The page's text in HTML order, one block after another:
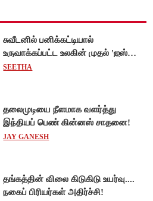
சுவீடனில் பனிக்கட்டியால்
உருவாக்கப்பட்ட உலகின் முதல் 'ஐஸ்
ஓட்டல்'!
SEETHA
தலைமுடியை நீளமாக வளர்த்து
இந்தியப் பெண் கின்னஸ் சாதனை!
JAY GANESH
தங்கத்தின் விலை கிடுகிடு உயர்வு....
நகைப் பிரியர்கள் அதிர்ச்சி!